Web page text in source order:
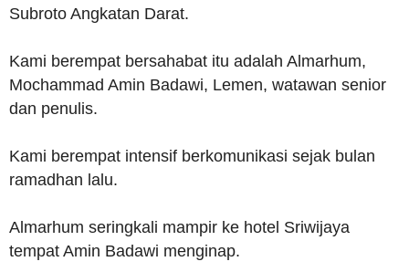
Subroto Angkatan Darat.
Kami berempat bersahabat itu adalah Almarhum,
Mochammad Amin Badawi, Lemen, watawan senior
dan penulis.
Kami berempat intensif berkomunikasi sejak bulan
ramadhan lalu.
Almarhum seringkali mampir ke hotel Sriwijaya
tempat Amin Badawi menginap.